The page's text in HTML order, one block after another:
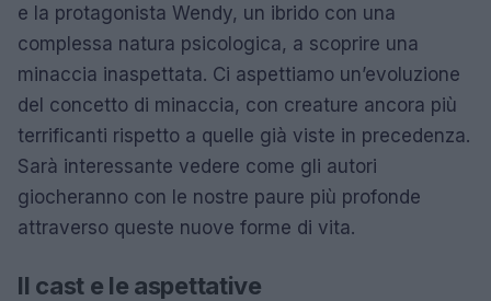
e la protagonista Wendy, un ibrido con una
complessa natura psicologica, a scoprire una
minaccia inaspettata. Ci aspettiamo un’evoluzione
del concetto di minaccia, con creature ancora più
terrificanti rispetto a quelle già viste in precedenza.
Sarà interessante vedere come gli autori
giocheranno con le nostre paure più profonde
attraverso queste nuove forme di vita.
Il cast e le aspettative